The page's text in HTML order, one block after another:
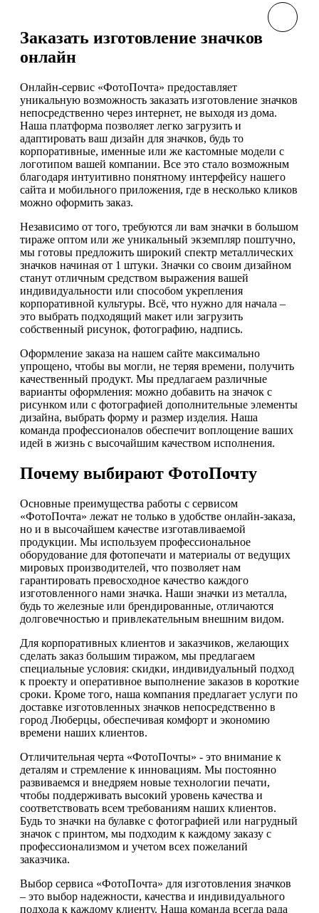
Заказать изготовление значков
онлайн
Онлайн-сервис «ФотоПочта» предоставляет
уникальную возможность заказать изготовление значков
непосредственно через интернет, не выходя из дома.
Наша платформа позволяет легко загрузить и
адаптировать ваш дизайн для значков, будь то
корпоративные, именные или же кастомные модели с
логотипом вашей компании. Все это стало возможным
благодаря интуитивно понятному интерфейсу нашего
сайта и мобильного приложения, где в несколько кликов
можно оформить заказ.
Независимо от того, требуются ли вам значки в большом
тираже оптом или же уникальный экземпляр поштучно,
мы готовы предложить широкий спектр металлических
значков начиная от 1 штуки. Значки со своим дизайном
станут отличным средством выражения вашей
индивидуальности или способом укрепления
корпоративной культуры. Всё, что нужно для начала –
это выбрать подходящий макет или загрузить
собственный рисунок, фотографию, надпись.
Оформление заказа на нашем сайте максимально
упрощено, чтобы вы могли, не теряя времени, получить
качественный продукт. Мы предлагаем различные
варианты оформления: можно добавить на значок с
рисунком или с фотографией дополнительные элементы
дизайна, выбрать форму и размер изделия. Наша
команда профессионалов обеспечит воплощение ваших
идей в жизнь с высочайшим качеством исполнения.
Почему выбирают ФотоПочту
Основные преимущества работы с сервисом
«ФотоПочта» лежат не только в удобстве онлайн-заказа,
но и в высочайшем качестве изготавливаемой
продукции. Мы используем профессиональное
оборудование для фотопечати и материалы от ведущих
мировых производителей, что позволяет нам
гарантировать превосходное качество каждого
изготовленного нами значка. Наши значки из металла,
будь то железные или брендированные, отличаются
долговечностью и привлекательным внешним видом.
Для корпоративных клиентов и заказчиков, желающих
сделать заказ большим тиражом, мы предлагаем
специальные условия: скидки, индивидуальный подход
к проекту и оперативное выполнение заказов в короткие
сроки. Кроме того, наша компания предлагает услуги по
доставке изготовленных значков непосредственно в
город Люберцы, обеспечивая комфорт и экономию
времени наших клиентов.
Отличительная черта «ФотоПочты» - это внимание к
деталям и стремление к инновациям. Мы постоянно
развиваемся и внедряем новые технологии печати,
чтобы поддерживать высокий уровень качества и
соответствовать всем требованиям наших клиентов.
Будь то значки на булавке с фотографией или нагрудный
значок с принтом, мы подходим к каждому заказу с
профессионализмом и учетом всех пожеланий
заказчика.
Выбор сервиса «ФотоПочта» для изготовления значков
– это выбор надежности, качества и индивидуального
подхода к каждому клиенту. Наша команда всегда рада